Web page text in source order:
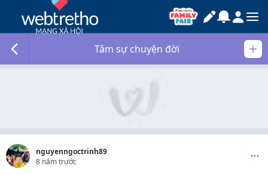
Tâm sự chuyện đời
nguyenngoctrinh89
8 năm trước